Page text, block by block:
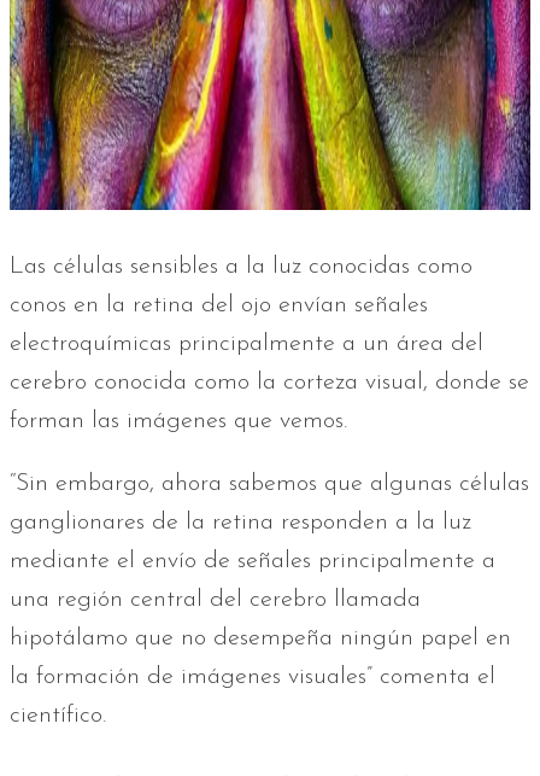
Las células sensibles a la luz conocidas como
conos en la retina del ojo envían señales
electroquímicas principalmente a un área del
cerebro conocida como la corteza visual, donde se
forman las imágenes que vemos.
“Sin embargo, ahora sabemos que algunas células
ganglionares de la retina responden a la luz
mediante el envío de señales principalmente a
una región central del cerebro llamada
hipotálamo que no desempeña ningún papel en
la formación de imágenes visuales” comenta el
científico.